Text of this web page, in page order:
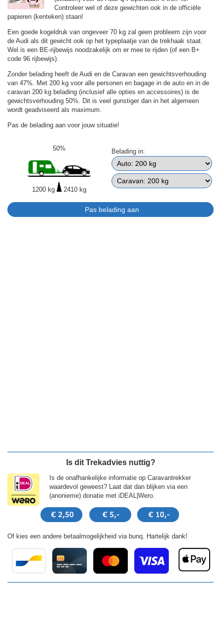
Controleer wel of deze gewichten ook in de officiële
papieren (kenteken) staan!
Een goede kogeldruk van ongeveer 70 kg zal geen probleem zijn voor
de Audi als dit gewicht ook op het typeplaatje van de trekhaak staat.
Wel is een BE-rijbewijs noodzakelijk om er mee te rijden (of een B+
code 96 rijbewijs).
Zonder belading heeft de Audi en de Caravan een gewichtsverhouding
van 47%. Met 200 kg voor alle personen en bagage in de auto en in de
caravan 200 kg belading (inclusief alle opties en accessoires) is de
gewichtsverhouding 50%. Dit is veel gunstiger dan in het algemeen
wordt geadviseerd als maximum.
Pas de belading aan voor jouw situatie!
50%
1200 kg 2410 kg
Belading in:
Is dit Trekadvies nuttig?
Is de onafhankelijke informatie op Caravantrekker
waardevol geweest? Laat dat dan blijken via een
(anonieme) donatie met iDEAL|Wero.
Of kies een andere betaalmogelijkheid via bunq. Hartelijk dank!